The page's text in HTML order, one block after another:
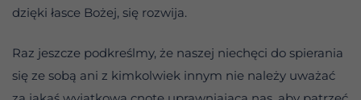
dzięki łasce Bożej, się rozwija.
Raz jeszcze podkreślmy, że naszej niechęci do spierania
się ze sobą ani z kimkolwiek innym nie należy uważać